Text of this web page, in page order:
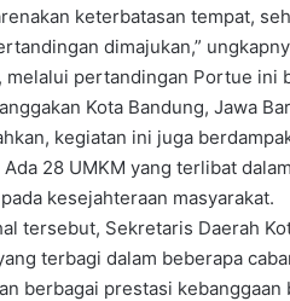
keterbatasan tempat,
dimajukan,”
melalui pertandingan Portue ini
Kota Bandung, Jawa
kegiatan ini juga
28 UMKM yang terlibat
kesejahteraan masyarakat.
tersebut, Sekretaris Daerah
terbagi dalam beberapa
berbagai prestasi kebanggaan